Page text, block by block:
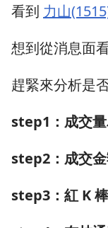
看到 力山
想到從消息面
趕緊來分析是
step1：成交
step2：成交
step3：紅 K